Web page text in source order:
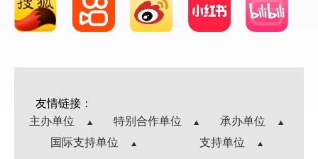
友情链接：
主办单位
特别合作单位
承办单位
国际支持单位
支持单位